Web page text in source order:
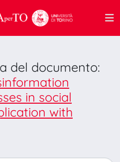
del documento:
in social
with